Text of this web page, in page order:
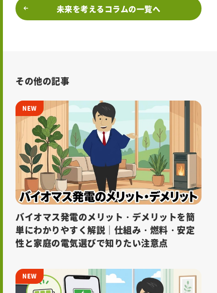
未来を考えるコラムの一覧へ
その他の記事
バイオマス発電のメリット・デメリットを簡
単にわかりやすく解説｜仕組み・燃料・安定
性と家庭の電気選びで知りたい注意点